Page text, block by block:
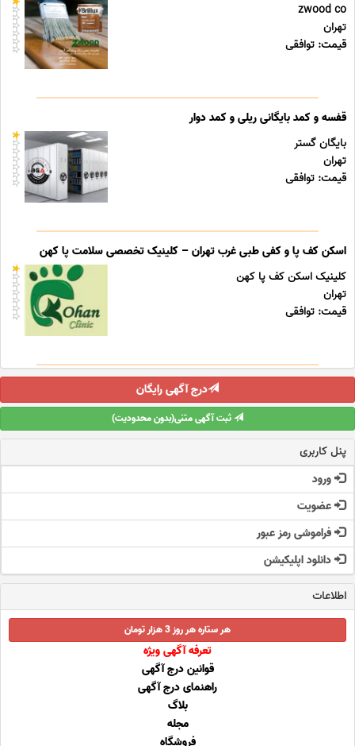
zwood co
تهران
قیمت: توافقی
قفسه و کمد بایگانی ریلی و کمد دوار
بایگان گستر
تهران
قیمت: توافقی
اسکن کف پا و کفی طبی غرب تهران – کلینیک تخصصی سلامت پا کهن
کلینیک اسکن کف پا کهن
تهران
قیمت: توافقی
درج آگهی رایگان
ثبت آگهی متنی(بدون محدودیت)
پنل کاربری
ورود
عضویت
فراموشی رمز عبور
دانلود اپلیکیشن
اطلاعات
هر ستاره هر روز 3 هزار تومان
تعرفه آگهی ویژه
قوانین درج آگهی
راهنمای درج آگهی
بلاگ
مجله